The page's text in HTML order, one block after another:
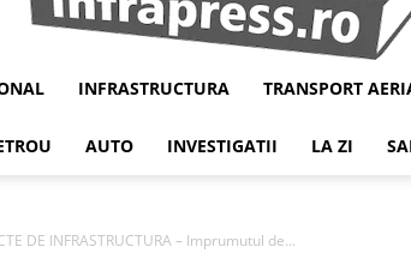
Infrapress
INFRASTRUCTURA TRANSPORT
AUTO INVESTIGATII LA ZI
DE INFRASTRUCTURA – Imprumutul de...